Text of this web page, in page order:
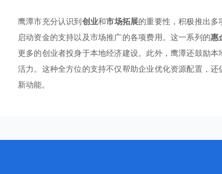
鹰潭市充分认识到创业和市场拓展的重要性，积极推出
启动资金的支持以及市场推广的各项费用。这一系列的惠
更多的创业者投身于本地经济建设。此外，鹰潭还鼓励
活力。这种全方位的支持不仅帮助企业优化资源配置，
新动能。